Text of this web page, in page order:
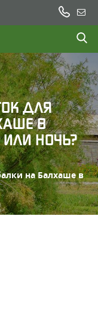
+7
(777)
200
22
23
нам
ДЛЯ
В
НОЧЬ?
на Балхаше в